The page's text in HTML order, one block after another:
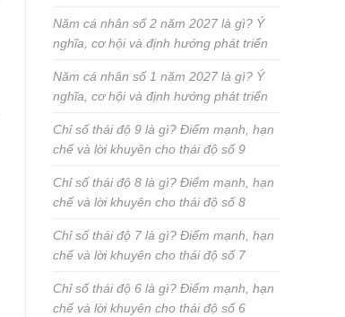
Năm cá nhân số 2 năm 2027 là gì? Ý
nghĩa, cơ hội và định hướng phát triển
Năm cá nhân số 1 năm 2027 là gì? Ý
nghĩa, cơ hội và định hướng phát triển
Chỉ số thái độ 9 là gì? Điểm mạnh, hạn
chế và lời khuyên cho thái độ số 9
Chỉ số thái độ 8 là gì? Điểm mạnh, hạn
chế và lời khuyên cho thái độ số 8
Chỉ số thái độ 7 là gì? Điểm mạnh, hạn
chế và lời khuyên cho thái độ số 7
Chỉ số thái độ 6 là gì? Điểm mạnh, hạn
chế và lời khuyên cho thái độ số 6